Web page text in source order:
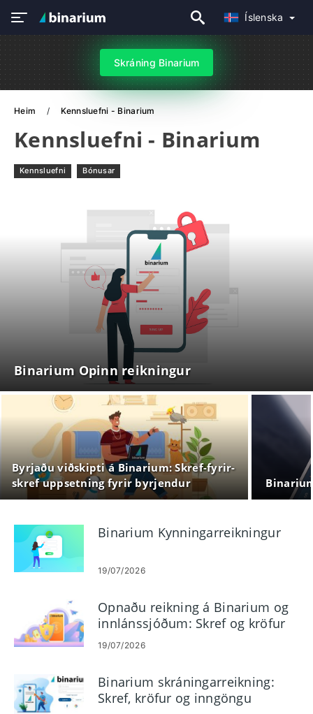
Íslenska
Skráning Binarium
Heim Kennsluefni - Binarium
Kennsluefni - Binarium
Kennsluefni Bónusar
Binarium Opinn reikningur
Byrjaðu viðskipti á Binarium: Skref-fyrir-
skref uppsetning fyrir byrjendur
Binarium Kynningarreikningur
19/07/2026
Opnaðu reikning á Binarium og
innlánssjóðum: Skref og kröfur
19/07/2026
Binarium skráningarreikning:
Skref, kröfur og inngöngu